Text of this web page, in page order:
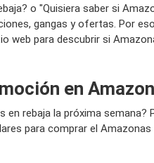
o "Quisiera saber si
gangas y ofertas. Por
web para descubrir si
en
en rebaja la próxima
para comprar el Amazonas